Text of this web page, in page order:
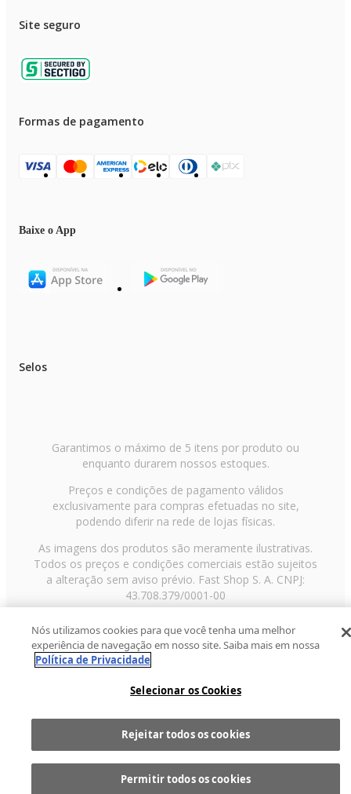
Comprar
Site seguro
Formas de pagamento
Baixe o App
Selos
Garantimos o máximo de 5 itens por produto ou
enquanto durarem nossos estoques.
Preços e condições de pagamento válidos
exclusivamente para compras efetuadas no site,
podendo diferir na rede de lojas físicas.
As imagens dos produtos são meramente ilustrativas.
Todos os preços e condições comerciais estão sujeitos
a alteração sem aviso prévio. Fast Shop S. A. CNPJ:
43.708.379/0001-00
Paulo/SP, CEP 02029-001, Telefone: 11 3003-3728 ©
2013 Fast Shop - Todos os direitos reservadosRF
Nós utilizamos cookies para que você tenha uma melhor
experiência de navegação em nosso site. Saiba mais em nossa
Política de Privacidade
Selecionar os Cookies
Rejeitar todos os cookies
Permitir todos os cookies